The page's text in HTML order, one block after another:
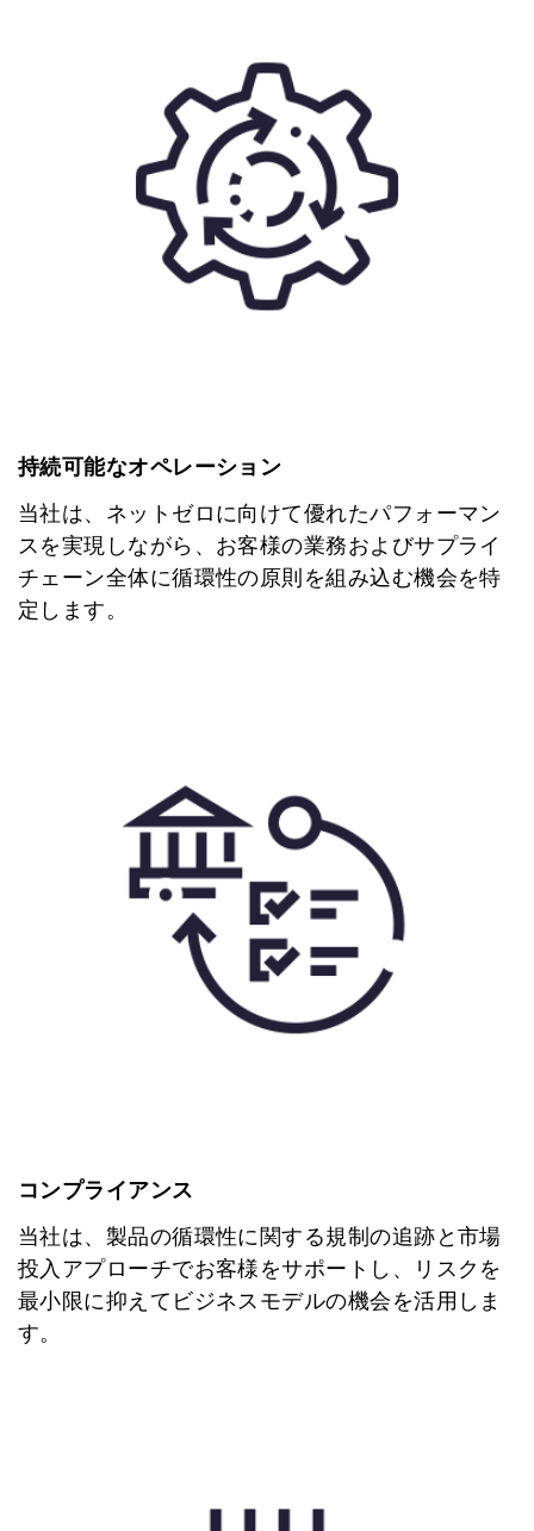
持続可能なオペレーション
当社は、ネットゼロに向けて優れたパフォーマン
スを実現しながら、お客様の業務およびサプライ
チェーン全体に循環性の原則を組み込む機会を特
定します。
コンプライアンス
当社は、製品の循環性に関する規制の追跡と市場
投入アプローチでお客様をサポートし、リスクを
最小限に抑えてビジネスモデルの機会を活用しま
す。